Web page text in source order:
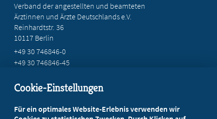
Verband der angestellten und beamteten
Ärztinnen und Ärzte Deutschlands e.V.
Reinhardtstr. 36
10117 Berlin
+49 30 746846-0
+49 30 746846-45
Cookie-Einstellungen
Für ein optimales Website-Erlebnis verwenden wir